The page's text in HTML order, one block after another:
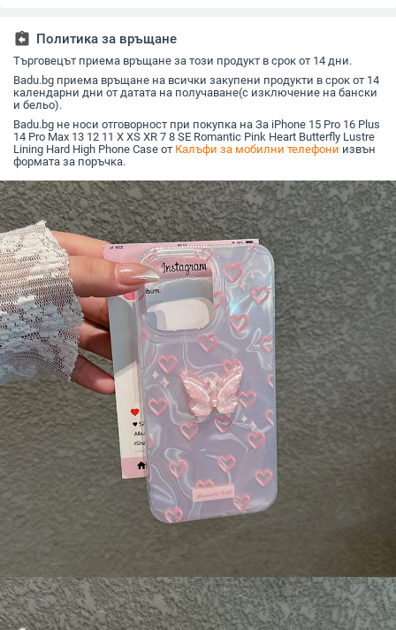
assignment_return Политика за връщане
Търговецът приема връщане за този продукт в срок от 14 дни.
Badu.bg приема връщане на всички закупени продукти в срок от 14
календарни дни от датата на получаване(с изключение на бански
и бельо).
Badu.bg не носи отговорност при покупка на За iPhone 15 Pro 16 Plus
14 Pro Max 13 12 11 X XS XR 7 8 SE Romantic Pink Heart Butterfly Lustre
Lining Hard High Phone Case от Калъфи за мобилни телефони извън
формата за поръчка.